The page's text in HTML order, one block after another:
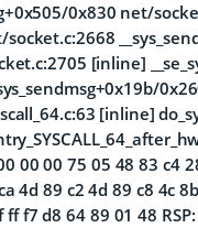
0x830 net/
socket.c:2668
[inline]
[inline]
00 00 75 05 48 83 c4
4d 89 c2 4d 89 c8 4c
f7 d8 64 89 01 48 RSP: